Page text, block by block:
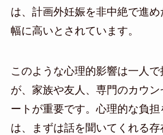
は、計画外妊娠を非中絶で進
幅に高いとされています。
このような心理的影響は一人
が、家族や友人、専門のカウ
ートが重要です。心理的な負
は、まずは話を聞いてくれる